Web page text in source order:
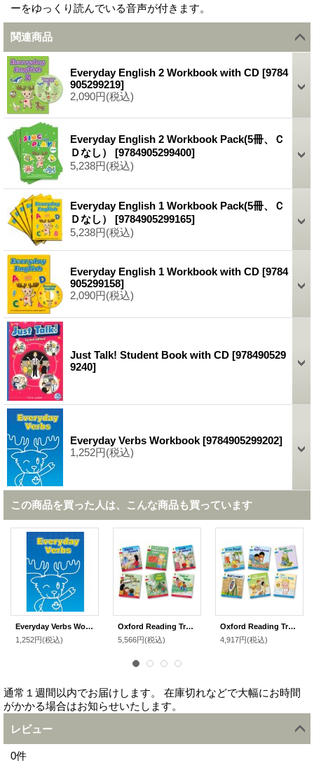
ーをゆっくり読んでいる音声が付きます。
関連商品
Everyday English 2 Workbook with CD [9784
905299219]
2,090円(税込)
Everyday English 2 Workbook Pack(5冊、Ｃ
Ｄなし） [9784905299400]
5,238円(税込)
Everyday English 1 Workbook Pack(5冊、Ｃ
Ｄなし） [9784905299165]
5,238円(税込)
Everyday English 1 Workbook with CD [9784
905299158]
2,090円(税込)
Just Talk! Student Book with CD [978490529
9240]
Everyday Verbs Workbook [9784905299202]
1,252円(税込)
この商品を買った人は、こんな商品も買っています
Everyday Verbs Workbook
1,252円(税込)
Oxford Reading Tree Stage 4 More Stories C
5,566円(税込)
Oxford Reading Tree Stage 3 More Stories B
4,917円(税込)
通常１週間以内でお届けします。 在庫切れなどで大幅にお時間
がかかる場合はお知らせいたします。
レビュー
0件